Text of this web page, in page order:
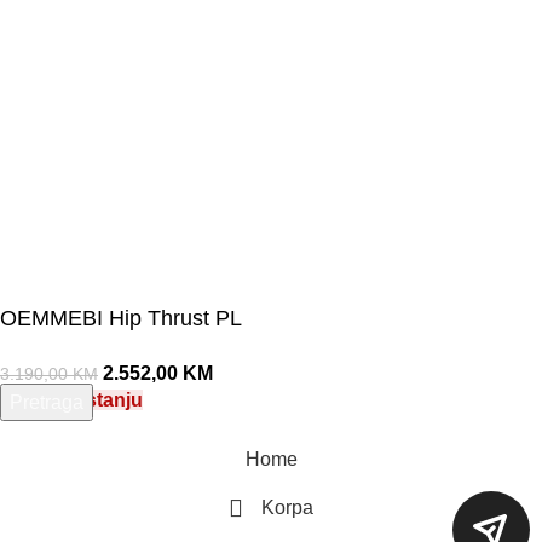
OEMMEBI Hip Thrust PL
3.190,00KM 2.552,00 KM
Nema na stanju
Home
Korpa